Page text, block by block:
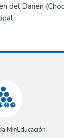
del Darién
MinEducación